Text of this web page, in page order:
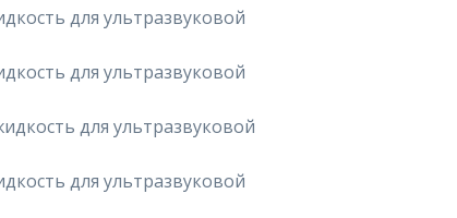
для ультразвуковой
для ультразвуковой
для ультразвуковой
для ультразвуковой